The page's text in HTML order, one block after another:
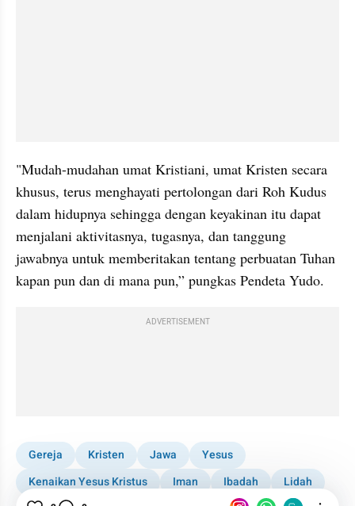
"Mudah-mudahan umat Kristiani, umat Kristen secara
khusus, terus menghayati pertolongan dari Roh Kudus
dalam hidupnya sehingga dengan keyakinan itu dapat
menjalani aktivitasnya, tugasnya, dan tanggung
jawabnya untuk memberitakan tentang perbuatan Tuhan
kapan pun dan di mana pun,” pungkas Pendeta Yudo.
ADVERTISEMENT
Gereja Kristen Jawa
Yesus
Kenaikan Yesus Kristus
Iman Ibadah
Lidah